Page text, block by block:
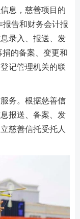
息，慈善项目的
报告和财务会计报
录入、报送、发
的备案、变更和
记管理机关的联
务。根据慈善信
报送、备案、发
慈善信托受托人